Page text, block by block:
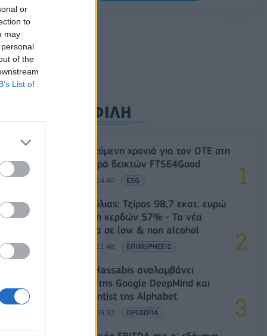
or
to
may
of the
List of
ΔΗΜΟΦΙΛΗ
18η συνεχόμενη χρονιά για τον ΟΤΕ στη
διεθνή σειρά δεικτών FTSE4Good
06/08/2026 - 14:40 ESG
Β.Σ. Καρούλιας: Τζίρος 98,7 εκατ. ευρώ
και αύξηση κερδών 57% - Τα νέα
στοιχήματα σε low & non alcohol
06/08/2026 - 11:48 ΕΠΙΧΕΙΡΗΣΕΙΣ
Ο Demis Hassabis αναλαμβάνει
Πρόεδρος της Google DeepMind και
Chief Scientist της Alphabet
06/08/2026 - 09:32 ΠΡΟΣΩΠΑ